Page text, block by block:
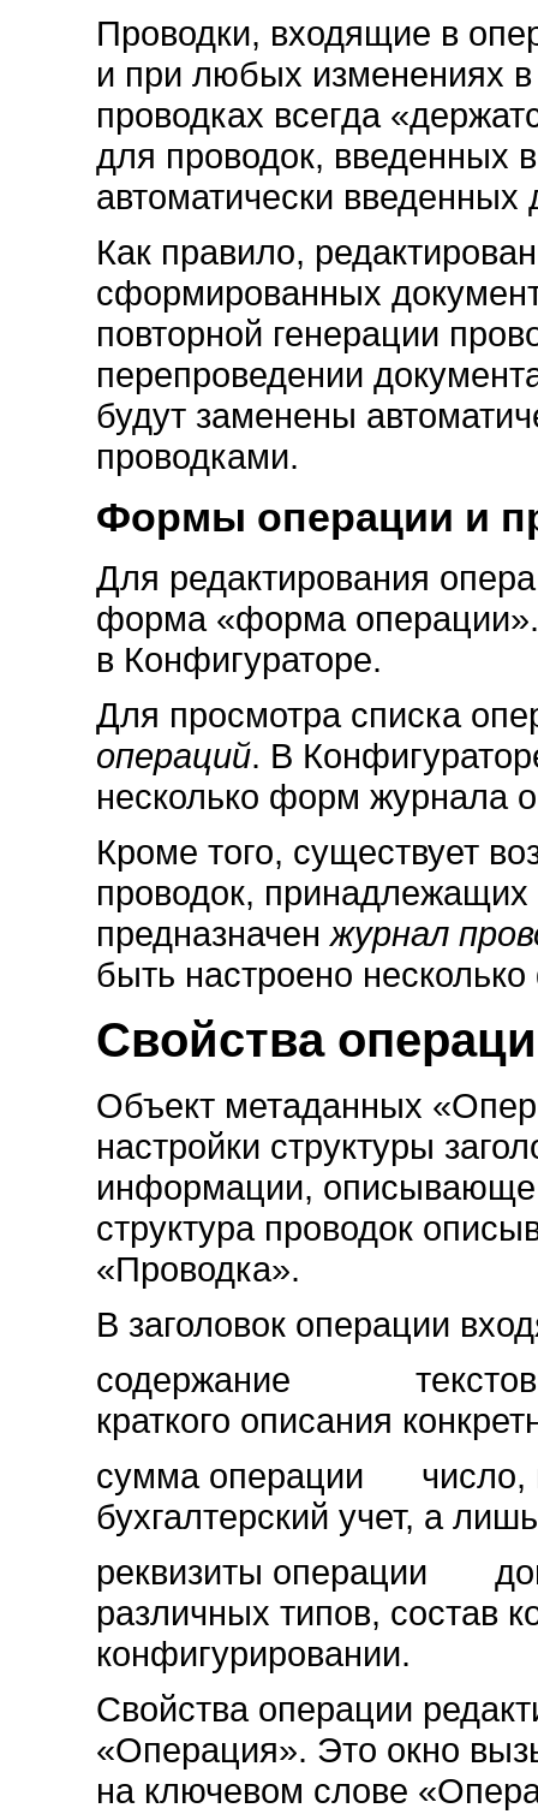
Проводки, входящие в
и при любых изменениях
проводках всегда
для проводок, введенных
автоматически введенных
Как правило,
сформированных
повторной генерации
перепроведении
будут заменены
проводками.
Формы операции и
Для редактирования
форма «форма
в Конфигураторе.
Для просмотра списка
операций. В
несколько форм журнала
Кроме того, существует
проводок,
предназначен журнал
быть настроено
Свойства
Объект метаданных
настройки структуры
информации,
структура проводок
«Проводка».
В заголовок операции
содержание текстовая
краткого описания
сумма операции число,
бухгалтерский учет, а
реквизиты операции
различных типов, состав
конфигурировании.
Свойства операции
«Операция». Это окно
на ключевом слове